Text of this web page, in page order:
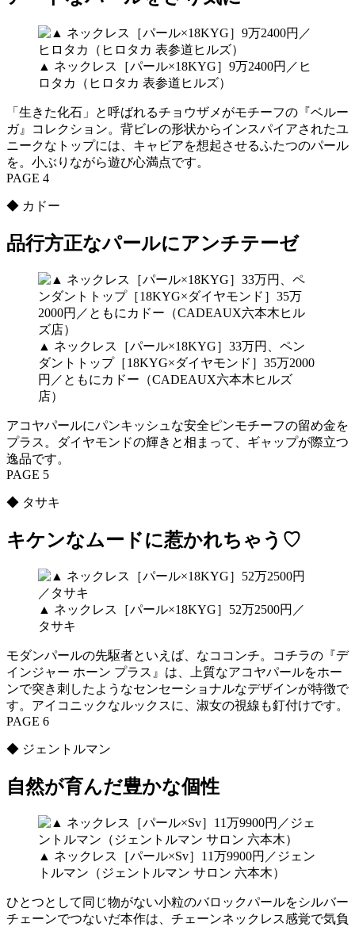
▲ ネックレス［パール×18KYG］9万2400円／ヒ
ロタカ（ヒロタカ 表参道ヒルズ）
「生きた化石」と呼ばれるチョウザメがモチーフの『ベルー
ガ』コレクション。背ビレの形状からインスパイアされたユ
ニークなトップには、キャビアを想起させるふたつのパール
を。小ぶりながら遊び心満点です。
PAGE 4
◆ カドー
品行方正なパールにアンチテーゼ
▲ ネックレス［パール×18KYG］33万円、ペン
ダントトップ［18KYG×ダイヤモンド］35万2000
円／ともにカドー（CADEAUX六本木ヒルズ
店）
アコヤパールにパンキッシュな安全ピンモチーフの留め金を
プラス。ダイヤモンドの輝きと相まって、ギャップが際立つ
逸品です。
PAGE 5
◆ タサキ
キケンなムードに惹かれちゃう♡
▲ ネックレス［パール×18KYG］52万2500円／
タサキ
モダンパールの先駆者といえば、なココンチ。コチラの『デ
インジャー ホーン プラス』は、上質なアコヤパールをホー
ンで突き刺したようなセンセーショナルなデザインが特徴で
す。アイコニックなルックスに、淑女の視線も釘付けです。
PAGE 6
◆ ジェントルマン
自然が育んだ豊かな個性
▲ ネックレス［パール×Sv］11万9900円／ジェン
トルマン（ジェントルマン サロン 六本木）
ひとつとして同じ物がない小粒のバロックパールをシルバー
チェーンでつないだ本作は、チェーンネックレス感覚で気負